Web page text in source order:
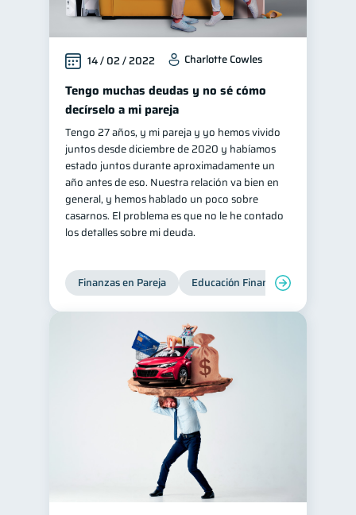
14 / 02 / 2022 Charlotte Cowles
Tengo muchas deudas y no sé cómo
decírselo a mi pareja
Tengo 27 años, y mi pareja y yo hemos vivido
juntos desde diciembre de 2020 y habíamos
estado juntos durante aproximadamente un
año antes de eso. Nuestra relación va bien en
general, y hemos hablado un poco sobre
casarnos. El problema es que no le he contado
los detalles sobre mi deuda.
Finanzas en Pareja Educación Financiera